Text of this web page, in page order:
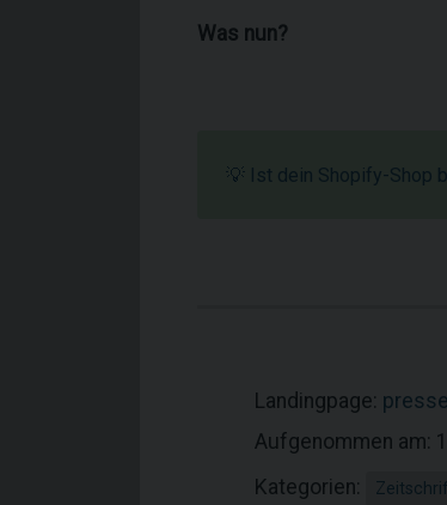
Was nun?
💡 Ist dein Shopify-Shop
Landingpage:
Aufgenommen am:
Kategorien: